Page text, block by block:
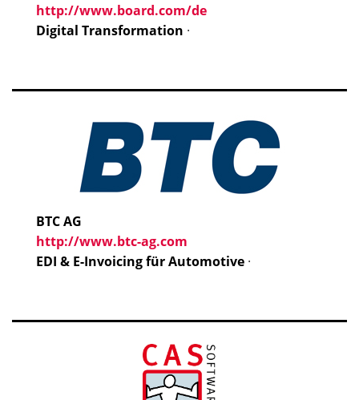
http://www.board.com/de
Digital Transformation ·
BTC AG
http://www.btc-ag.com
EDI & E-Invoicing für Automotive ·